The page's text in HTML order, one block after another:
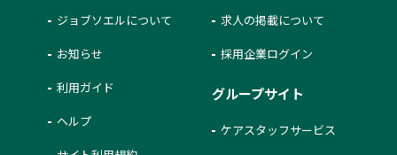
ジョブソエルについて
お知らせ
利用ガイド
ヘルプ
求人の掲載について
採用企業ログイン
グループサイト
ケアスタッフサービス